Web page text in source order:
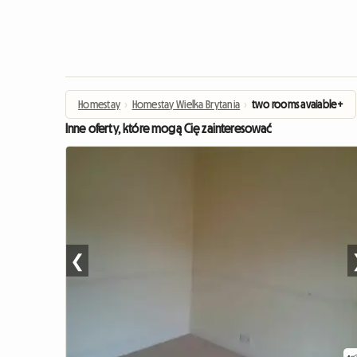
Homestay › Homestay Wielka Brytania › two rooms avaiable+
Inne oferty, które mogą Cię zainteresować
❮